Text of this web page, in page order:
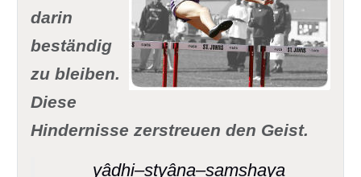
darin
beständig
zu bleiben.
Diese
Hindernisse zerstreuen den Geist.
yâdhi–styâna–samshaya